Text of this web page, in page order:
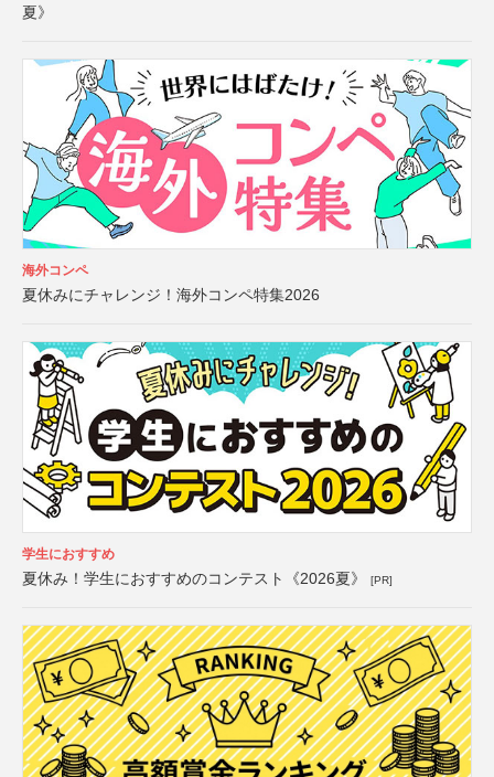
夏》
海外コンペ
夏休みにチャレンジ！海外コンペ特集2026
学生におすすめ
夏休み！学生におすすめのコンテスト《2026夏》 [PR]